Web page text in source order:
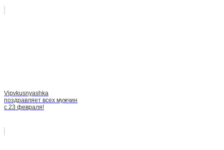
Vipvkusnyashka
поздравляет всех мужчин
с 23 февраля!